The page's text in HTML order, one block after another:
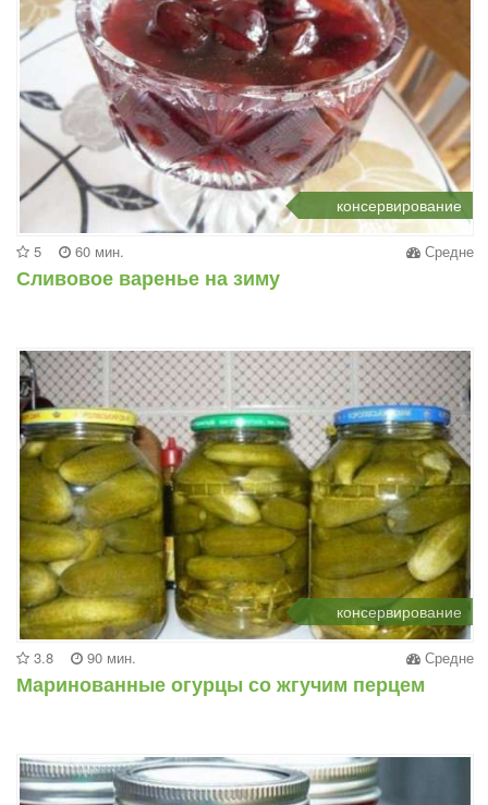
консервирование
5 60 мин. Средне
Сливовое варенье на зиму
консервирование
3.8 90 мин. Средне
Маринованные огурцы со жгучим перцем